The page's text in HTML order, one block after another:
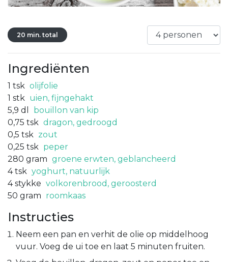
20 min. total
Ingrediënten
1 tsk olijfolie
1 stk uien, fijngehakt
5,9 dl
bouillon van kip
0,75 tsk dragon, gedroogd
0,5 tsk zout
0,25 tsk peper
280 gram groene erwten, geblancheerd
4 tsk yoghurt, natuurlijk
4 stykke volkorenbrood, geroosterd
50 gram roomkaas
Instructies
Neem een pan en verhit de olie op middelhoog
vuur. Voeg de ui toe en laat 5 minuten fruiten.